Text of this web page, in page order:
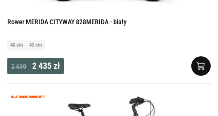
Rower MERIDA CITYWAY 828MERIDA - biały
40 cm 43 cm
2 699 2 435 zł